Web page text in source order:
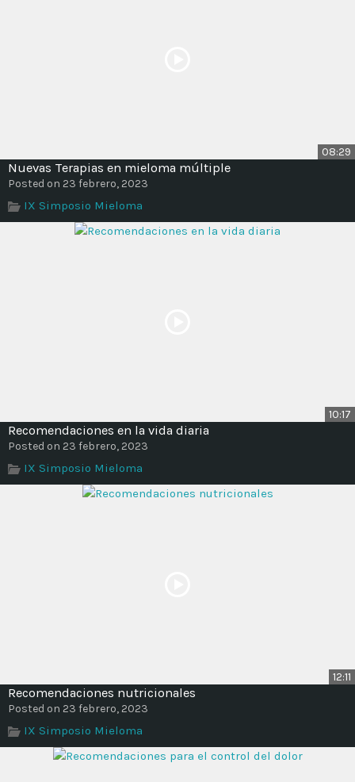
08:29
Nuevas Terapias en mieloma múltiple
Posted on 23 febrero, 2023
IX Simposio Mieloma
10:17
Recomendaciones en la vida diaria
Posted on 23 febrero, 2023
IX Simposio Mieloma
12:11
Recomendaciones nutricionales
Posted on 23 febrero, 2023
IX Simposio Mieloma